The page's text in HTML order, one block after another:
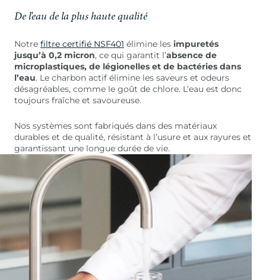
De l’eau de la plus haute qualité
Notre filtre certifié NSF401 élimine les impuretés
jusqu’à 0,2 micron, ce qui garantit l’absence de
microplastiques, de légionelles et de bactéries dans
l’eau. Le charbon actif élimine les saveurs et odeurs
désagréables, comme le goût de chlore. L’eau est donc
toujours fraîche et savoureuse.
Nos systèmes sont fabriqués dans des matériaux
durables et de qualité, résistant à l’usure et aux rayures et
garantissant une longue durée de vie.